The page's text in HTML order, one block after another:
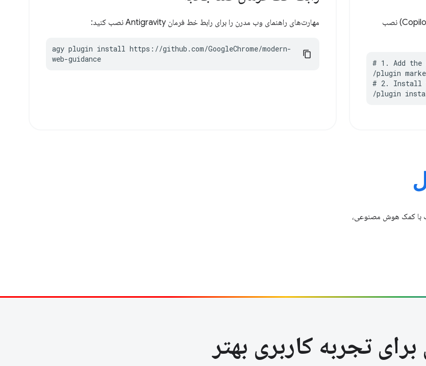
مهارت‌های راهنمای وب مدرن را برای رابط خط فرمان (CLI) کمک خلبان (Copilot) نصب
# 1. Add the
/plugin
# 2. Install
/plugin install
مهارت‌های راهنمای وب مدرن را برای رابط خط فرمان Antigravity نصب کنید:
agy plugin install https://github.com/GoogleChrome/modern-
web-guidance
با کمک هوش مصنوعی،
برای تجربه کاربری بهتر